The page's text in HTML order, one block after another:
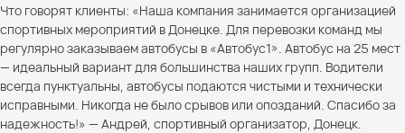
Что говорят клиенты: «Наша компания занимается организацией
спортивных мероприятий в Донецке. Для перевозки команд мы
регулярно заказываем автобусы в «Автобус1». Автобус на 25 мест
— идеальный вариант для большинства наших групп. Водители
всегда пунктуальны, автобусы подаются чистыми и технически
исправными. Никогда не было срывов или опозданий. Спасибо за
надежность!» — Андрей, спортивный организатор, Донецк.